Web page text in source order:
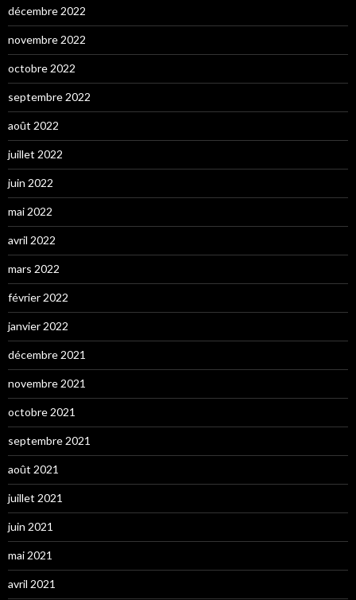
décembre 2022
novembre 2022
octobre 2022
septembre 2022
août 2022
juillet 2022
juin 2022
mai 2022
avril 2022
mars 2022
février 2022
janvier 2022
décembre 2021
novembre 2021
octobre 2021
septembre 2021
août 2021
juillet 2021
juin 2021
mai 2021
avril 2021